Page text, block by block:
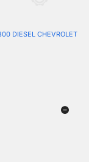
DIESEL CHEVROLET